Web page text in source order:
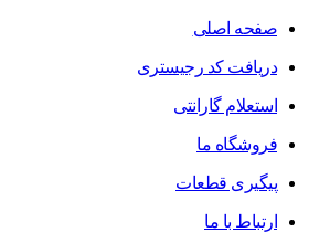
صفحه اصلی
دریافت کد رجیستری
استعلام گارانتی
فروشگاه ما
پیگیری قطعات
ارتباط با ما